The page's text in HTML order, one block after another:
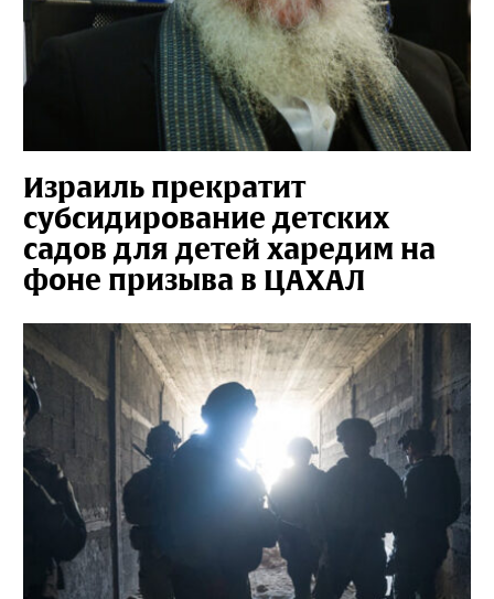
Израиль прекратит
субсидирование детских
садов для детей харедим на
фоне призыва в ЦАХАЛ